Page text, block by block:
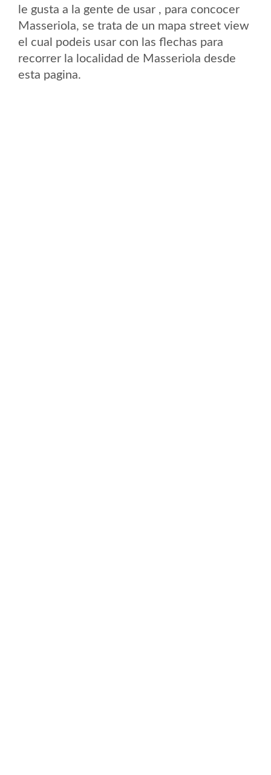
le gusta a la gente de usar , para concocer
Masseriola, se trata de un mapa street view
el cual podeis usar con las flechas para
recorrer la localidad de Masseriola desde
esta pagina.